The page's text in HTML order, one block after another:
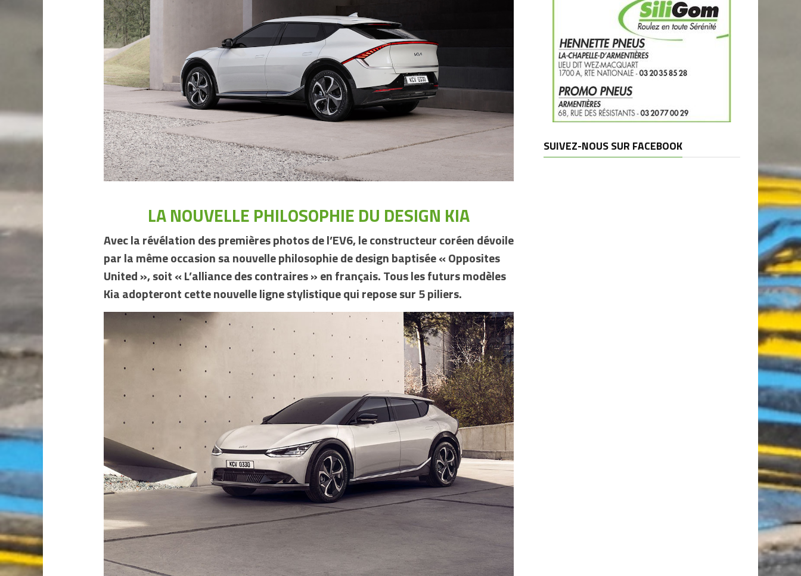
LA NOUVELLE PHILOSOPHIE DU DESIGN KIA
Avec la révélation des premières photos de l’EV6, le constructeur coréen dévoile
par la même occasion sa nouvelle philosophie de design baptisée « Opposites
United », soit « L’alliance des contraires » en français. Tous les futurs modèles
Kia adopteront cette nouvelle ligne stylistique qui repose sur 5 piliers.
SUIVEZ-NOUS SUR FACEBOOK